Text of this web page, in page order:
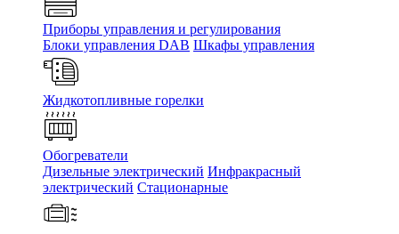
Приборы управления и регулирования
Блоки управления DAB Шкафы управления
Жидкотопливные горелки
Обогреватели
Дизельные электрический Инфракрасный
электрический Стационарные